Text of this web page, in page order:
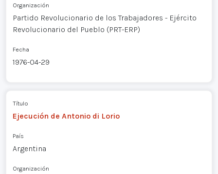
Organización
Partido Revolucionario de los Trabajadores - Ejército
Revolucionario del Pueblo (PRT-ERP)
Fecha
1976-04-29
Título
Ejecución de Antonio di Lorio
País
Argentina
Organización